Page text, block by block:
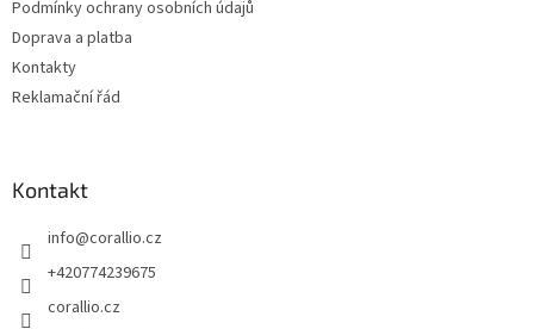
Podmínky ochrany osobních údajů
Doprava a platba
Kontakty
Reklamační řád
Kontakt
info@corallio.cz
+420774239675
corallio.cz